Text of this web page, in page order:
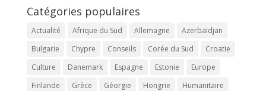
Catégories populaires
Actualité Afrique du Sud Allemagne
Azerbaïdjan
Bulgarie
Chypre Conseils Corée du Sud
Croatie
Culture
Danemark Espagne Estonie
Europe
Finlande
Grèce Géorgie Hongrie
Humanitaire